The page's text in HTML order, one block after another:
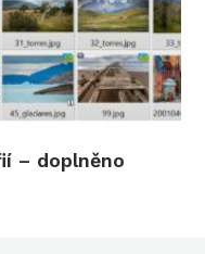
– doplněno